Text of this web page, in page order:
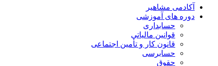
آکادمی مشاهیر
دوره های آموزشی
حسابداری
قوانین مالیاتی
قانون کار و تأمین اجتماعی
حسابرسی
حقوق